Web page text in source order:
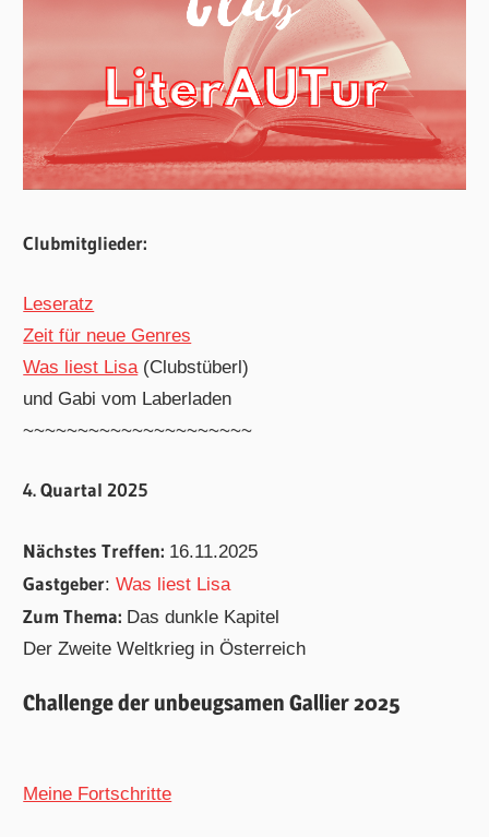
Clubmitglieder:
Leseratz
Zeit für neue Genres
Was liest Lisa(Clubstüberl)
und Gabi vom Laberladen
~~~~~~~~~~~~~~~~~~~~~
4. Quartal 2025
Nächstes Treffen: 16.11.2025
Gastgeber:Was liest Lisa
Zum Thema: Das dunkle Kapitel
Der Zweite Weltkrieg in Österreich
Challenge der unbeugsamen Gallier 2025
Meine Fortschritte